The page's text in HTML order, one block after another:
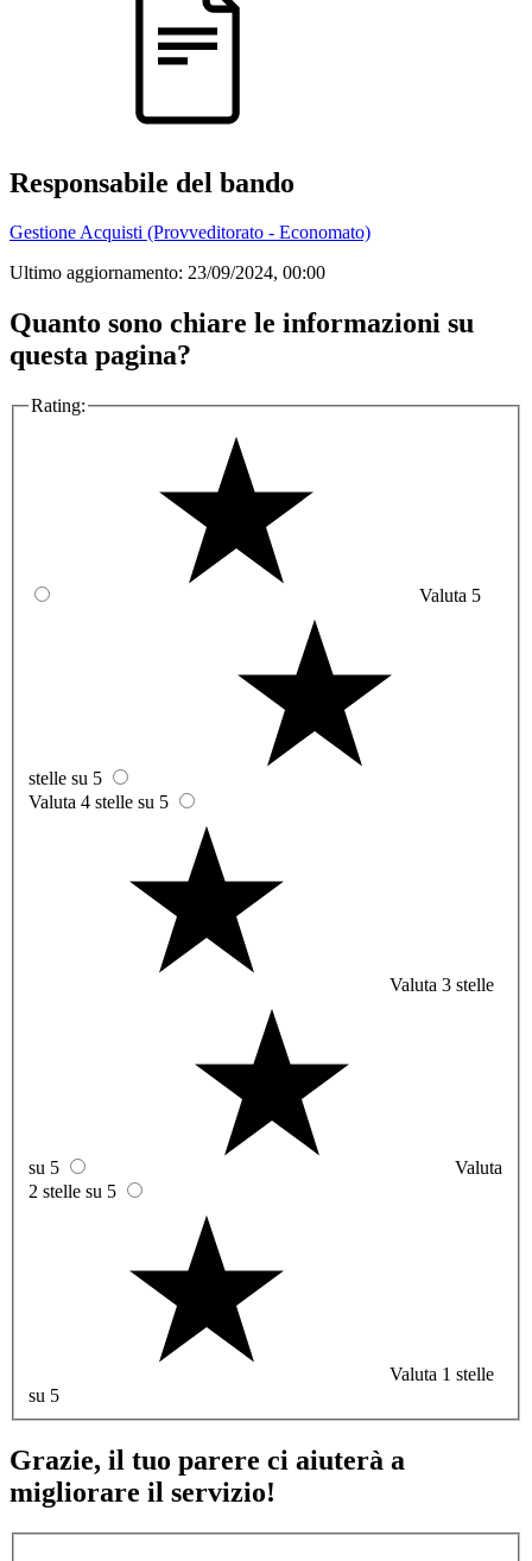
Responsabile del bando
Gestione Acquisti (Provveditorato - Economato)
Ultimo aggiornamento: 23/09/2024, 00:00
Quanto sono chiare le informazioni su
questa pagina?
Rating:
Valuta 5
stelle su 5
Valuta 4 stelle su 5
Valuta 3 stelle
su 5
Valuta
2 stelle su 5
Valuta 1 stelle
su 5
Grazie, il tuo parere ci aiuterà a
migliorare il servizio!